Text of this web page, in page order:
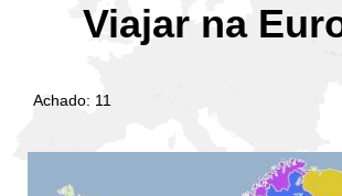
Viajar na
Achado: 11